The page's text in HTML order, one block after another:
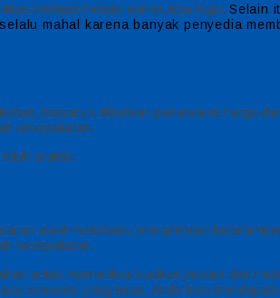
institusi melalui warna atau logo. Selain
mahal karena banyak penyedia
biasanya diberikan penawaran harga
kesepakatan.
praktis.
awal membantu menghindari
kesepakatan.
untuk memeriksa kualitas produk dan
konveksi yang tepat, Anda bisa